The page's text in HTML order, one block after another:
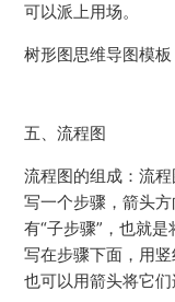
可以派上用场。
树形图思维导图模板
五、流程图
流程图的组成：流
写一个步骤，箭头
有“子步骤”，也就
写在步骤下面，用
也可以用箭头将它们